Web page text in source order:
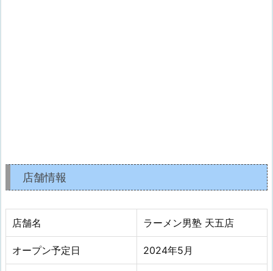
店舗情報
店舗名 ラーメン男塾 天五店
オープン予定日 2024年5月